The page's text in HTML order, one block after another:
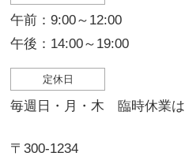
午前：9:00～12:00
午後：14:00～19:00
定休日
毎週日・月・木 臨時休業は
〒300-1234